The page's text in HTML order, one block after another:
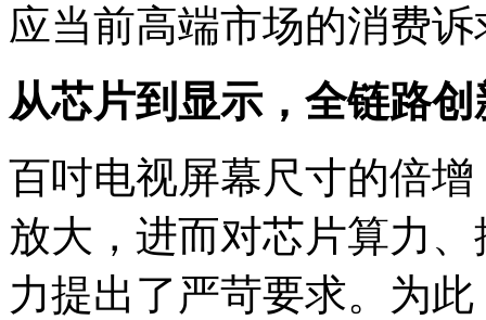
应当前高端市场的消费诉
从芯片到显示，全链路创
百吋电视屏幕尺寸的倍
放大，进而对芯片算力
力提出了严苛要求。为